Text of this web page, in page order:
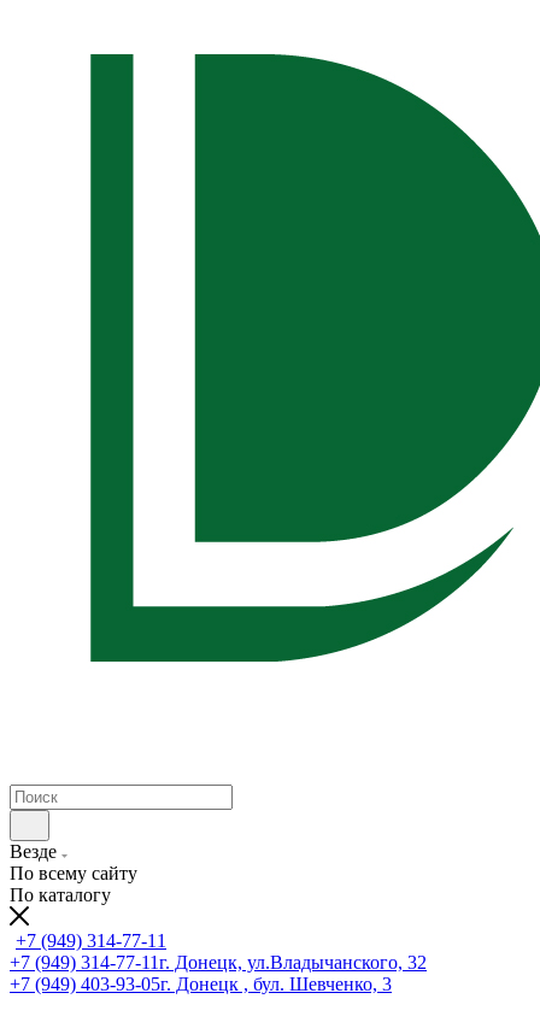
Везде
По всему сайту
По каталогу
+7 (949) 314-77-11
+7 (949) 314-77-11г. Донецк, ул.Владычанского, 32
+7 (949) 403-93-05г. Донецк , бул. Шевченко, 3